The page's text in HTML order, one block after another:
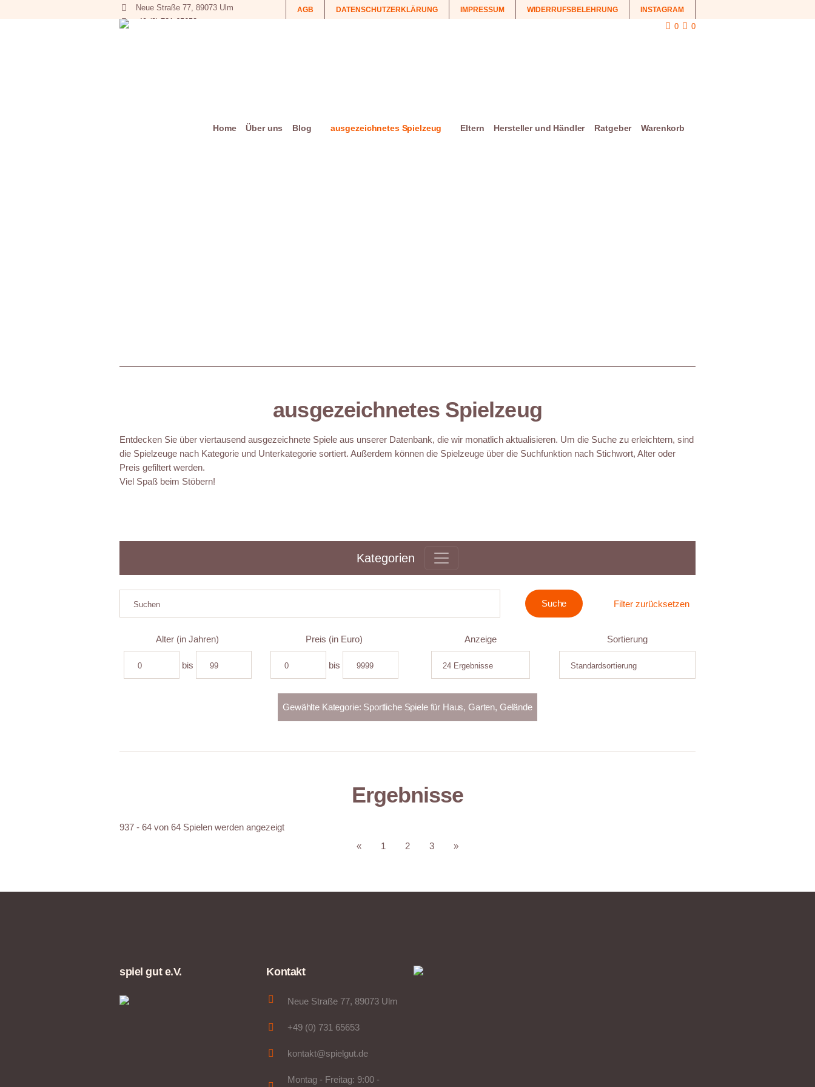
AGB DATENSCHUTZERKLÄRUNG IMPRESSUM WIDERRUFSBELEHRUNG INSTAGRAM
Neue Straße 77, 89073 Ulm
+49 (0) 731 65653
0 0
Home Über uns Blog ausgezeichnetes Spielzeug Eltern Hersteller und Händler Ratgeber Warenkorb
ausgezeichnetes Spielzeug
Entdecken Sie über viertausend ausgezeichnete Spiele aus unserer Datenbank, die wir monatlich aktualisieren. Um die Suche zu erleichtern, sind
die Spielzeuge nach Kategorie und Unterkategorie sortiert. Außerdem können die Spielzeuge über die Suchfunktion nach Stichwort, Alter oder
Preis gefiltert werden.
Viel Spaß beim Stöbern!
Kategorien
Filter zurücksetzen
Alter (in Jahren)
bis
Preis (in Euro)
bis
Anzeige Sortierung
Ergebnisse
937 - 64 von 64 Spielen werden angezeigt
«
1 2 3 »
spiel gut e.V. Kontakt
Neue Straße 77, 89073 Ulm
+49 (0) 731 65653
kontakt@spielgut.de
Montag - Freitag: 9:00 -